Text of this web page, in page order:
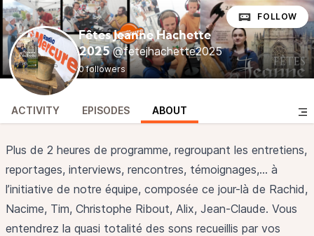
Fêtes Jeanne Hachette
2025 @fetejhachette2025
0 followers
FOLLOW
ACTIVITY EPISODES ABOUT
Plus de 2 heures de programme, regroupant les entretiens,
reportages, interviews, rencontres, témoignages,… à
l’initiative de notre équipe, composée ce jour-là de Rachid,
Nacime, Tim, Christophe Ribout, Alix, Jean-Claude. Vous
entendrez la quasi totalité des sons recueillis par vos